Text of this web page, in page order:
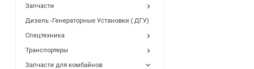
Запчасти
Дизель -Генераторные Установки ( ДГУ)
Спецтехника
Транспортеры
Запчасти для комбайнов